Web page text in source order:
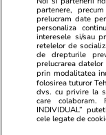
cazul în care
lup: „Uitați-
Lifestyle
partenere,
prelucram date
personaliza
interesele si/sau
retelelor de
de drepturile
prelucrarea
prin modalitatea
folosirea tuturor
dvs. cu privire la
care colaboram.
INDIVIDUAL”
cele legate de